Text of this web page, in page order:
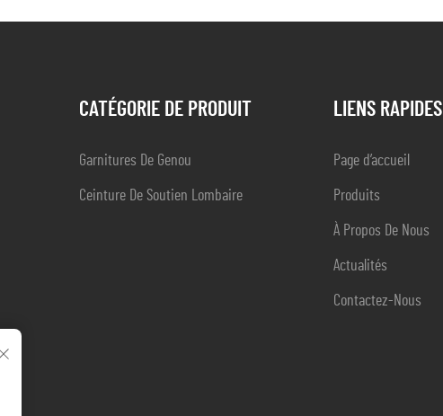
CATÉGORIE DE PRODUIT
Garnitures De Genou
Ceinture De Soutien Lombaire
LIENS RAPIDES
Page d’accueil
Produits
À Propos De Nous
Actualités
Contactez-Nous